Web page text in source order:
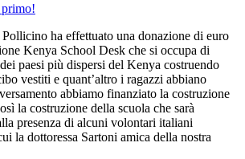
ha effettuato una donazione di euro
Kenya School Desk che si occupa di
paesi più dispersi del Kenya costruendo
vestiti e quant’altro i ragazzi abbiano
abbiamo finanziato la costruzione
la costruzione della scuola che sarà
presenza di alcuni volontari italiani
la dottoressa Sartoni amica della nostra